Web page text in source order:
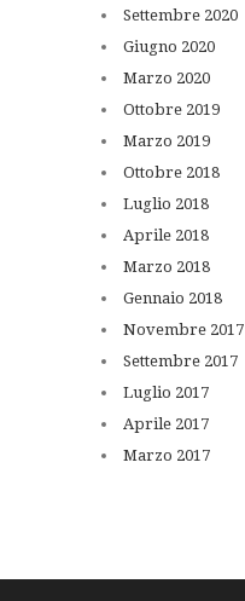
Settembre 2020
Giugno 2020
Marzo 2020
Ottobre 2019
Marzo 2019
Ottobre 2018
Luglio 2018
Aprile 2018
Marzo 2018
Gennaio 2018
Novembre 2017
Settembre 2017
Luglio 2017
Aprile 2017
Marzo 2017